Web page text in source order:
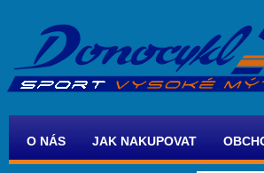
O NÁS JAK NAKUPOVAT